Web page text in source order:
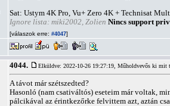
Sat: Ustym 4K Pro, Vu+ Zero 4K + Technisat
Ignore lista: miki2002, Zolien Nincs support
[válaszok erre: #4047]
4044. Elküldve: 2022-10-26 19:27:19, Műholdvevős ki mit
A távot már szétszedted?
Hasonló (nam csativáltós) eseteim már voltak,
pálcikával az érintkezőrke felvittem azt, aztán